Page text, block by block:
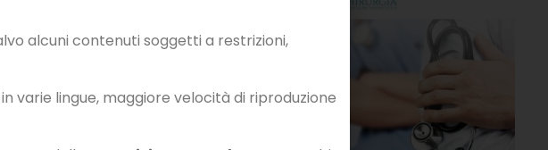
alcuni contenuti soggetti a restrizioni,
varie lingue, maggiore velocità di riproduzione